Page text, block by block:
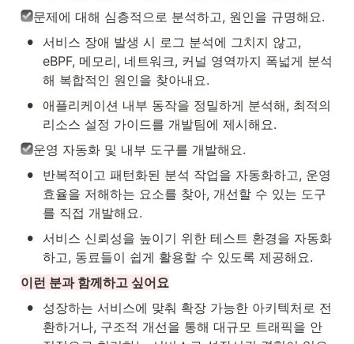
문제에 대해 심층적으로 분석하고, 원인을 규명해요.
• 서비스 장애 발생 시 로그 분석에 그치지 않고,
eBPF, 메모리, 네트워크, 커널 영역까지 폭넓게 분석
해 복합적인 원인을 찾아내요.
•
애플리케이션 내부 동작을 정밀하게 분석해, 최적의
리소스 설정 가이드를 개발팀에 제시해요.
운영 자동화 및 내부 도구를 개발해요.
•
반복적이고 패턴화된 분석 작업을 자동화하고, 운영
효율을 저해하는 요소를 찾아, 개선할 수 있는 도구
를 직접 개발해요.
• 서비스 신뢰성을 높이기 위한 테스트 환경을 자동화
하고, 동료들이 쉽게 활용할 수 있도록 제공해요.
이런 분과 함께하고 싶어요
•
성장하는 서비스에 맞춰 확장 가능한 아키텍처로 전
환하거나, 구조적 개선을 통해 대규모 트래픽을 안